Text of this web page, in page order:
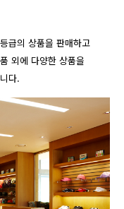
급의 상품을 판매하고
외에 다양한 상품을
다.